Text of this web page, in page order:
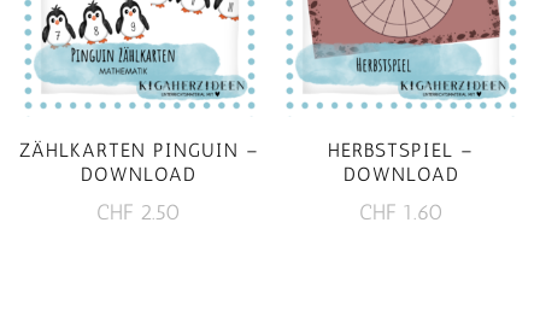
ZÄHLKARTEN PINGUIN –
DOWNLOAD
CHF 2.50
HERBSTSPIEL –
DOWNLOAD
CHF 1.60